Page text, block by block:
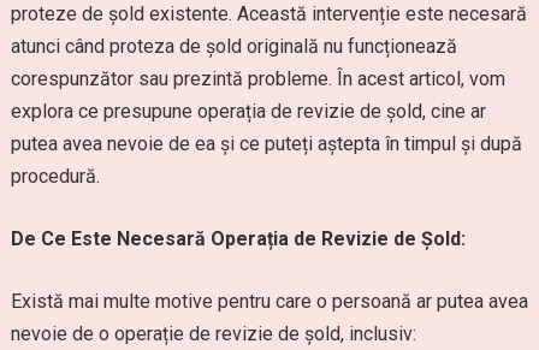
proteze de șold existente. Această intervenție este necesară
atunci când proteza de șold originală nu funcționează
corespunzător sau prezintă probleme. În acest articol, vom
explora ce presupune operația de revizie de șold, cine ar
putea avea nevoie de ea și ce puteți aștepta în timpul și după
procedură.
De Ce Este Necesară Operația de Revizie de Șold:
Există mai multe motive pentru care o persoană ar putea avea
nevoie de o operație de revizie de șold, inclusiv: